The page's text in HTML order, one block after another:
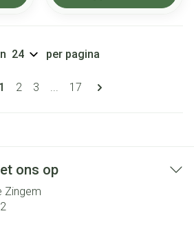
Pagina's
U lees momenteel pagina
1 Pagina
2 Pagina
3 ... Pagina
17
per pagina
ons op
Zingem